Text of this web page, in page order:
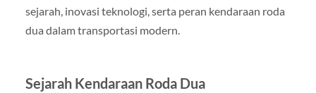
sejarah, inovasi teknologi, serta peran kendaraan roda
dua dalam transportasi modern.
Sejarah Kendaraan Roda Dua